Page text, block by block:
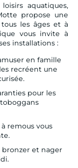
aquatiques,
propose une
les âges et à
vous invite à
installations :
en famille
recréent une
pour les
remous vous
bronzer et nager